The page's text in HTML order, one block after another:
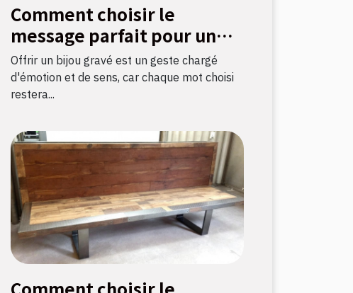
Comment choisir le
message parfait pour un
bijou gravé ?
Offrir un bijou gravé est un geste chargé
d'émotion et de sens, car chaque mot choisi
restera...